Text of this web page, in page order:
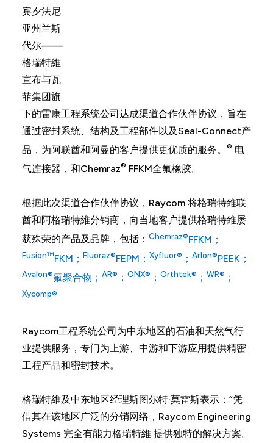
宾夕法尼
亚州兰斯
代尔——
格瑞特維
宣布与瓦
菲集团旗
下的雷康工程系统公司达成渠道合作伙伴协议，旨在
通过密封系统、结构及工程部件以及Seal-Connect产
品，为阿联酋和阿曼的客户提供更优质的服务。 ® 电
气连接器，和Chemraz® FFKM全氟橡胶。
根据此次渠道合作伙伴协议，Raycom 将格瑞特維联
酋和阿格瑞特維分销商，向当地客户提供格瑞特維屡
获殊荣的产品及品牌，包括： Chemraz®FFKM；
Fusion™FKM； Fluoraz®FEPM； Xyfluor® ； Arlon®PEEK；
Avalon®氟聚合物； AR® ； ONX® ； Orthtek® ； WR® ；
Xycomp®
Raycom工程系统公司为中东地区的石油和天然气行
业提供服务，专门为上游、中游和下游应用提供精密
工程产品和密封技术。
格瑞特維及中东地区经理斯图尔特·莫雷斯表示：“凭
借其在该地区广泛的分销网络，Raycom Engineering
Systems 完全有能力格瑞特維 提供独特的解决方案。